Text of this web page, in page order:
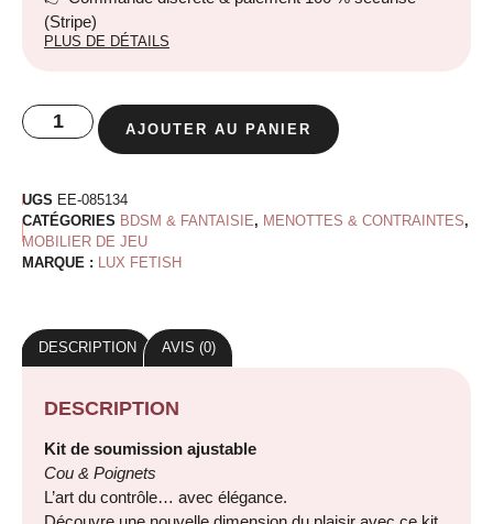
(Stripe)
PLUS DE DÉTAILS
AJOUTER AU PANIER
UGS EE-085134
CATÉGORIES BDSM & FANTAISIE, MENOTTES & CONTRAINTES,
MOBILIER DE JEU
MARQUE : LUX FETISH
DESCRIPTION AVIS (0)
DESCRIPTION
Kit de soumission ajustable
Cou & Poignets
L’art du contrôle… avec élégance.